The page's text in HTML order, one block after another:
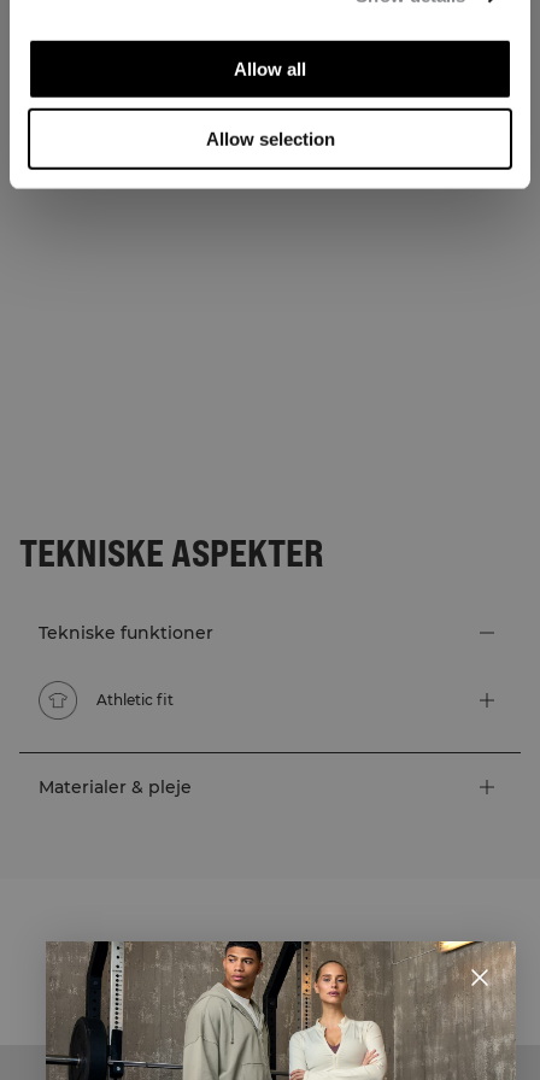
Allow all
Allow selection
TEKNISKE ASPEKTER
Tekniske funktioner
Athletic fit
Materialer & pleje
STYLE WITH